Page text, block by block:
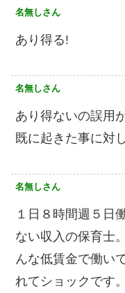
名無しさん
あり得る!
名無しさん
あり得ないの誤用
既に起きた事に対
名無しさん
１日８時間週５日
ない収入の保育士
んな低賃金で働い
れてショックです。